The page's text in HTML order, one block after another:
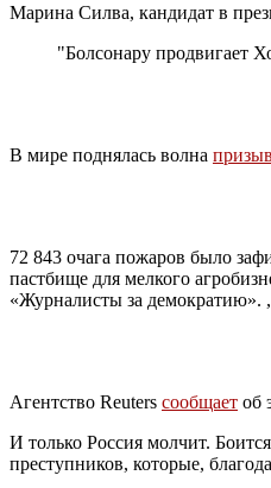
Марина Силва, кандидат в
"Болсонару продвигает
В мире поднялась волна
72 843 очага пожаров было
пастбище для мелкого
«Журналисты за демократию».
Агентство Reuters сообщает об
И только Россия молчит.
преступников, которые,